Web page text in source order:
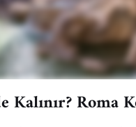
Kalınır? Roma